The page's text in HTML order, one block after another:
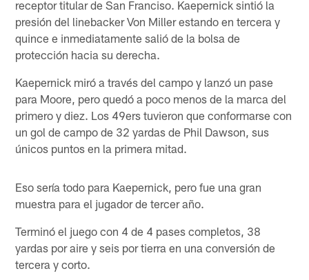
receptor titular de San Franciso. Kaepernick sintió la
presión del linebacker Von Miller estando en tercera y
quince e inmediatamente salió de la bolsa de
protección hacia su derecha.
Kaepernick miró a través del campo y lanzó un pase
para Moore, pero quedó a poco menos de la marca del
primero y diez. Los 49ers tuvieron que conformarse con
un gol de campo de 32 yardas de Phil Dawson, sus
únicos puntos en la primera mitad.
Eso sería todo para Kaepernick, pero fue una gran
muestra para el jugador de tercer año.
Terminó el juego con 4 de 4 pases completos, 38
yardas por aire y seis por tierra en una conversión de
tercera y corto.